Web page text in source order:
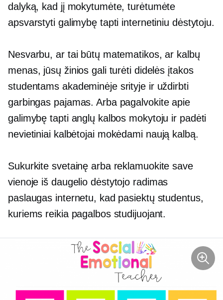
dalyką, kad jį mokytumėte, turėtumėte
apsvarstyti galimybę tapti internetiniu dėstytoju.
Nesvarbu, ar tai būtų matematikos, ar kalbų
menas, jūsų žinios gali turėti didelės įtakos
studentams akademinėje srityje ir uždirbti
garbingas pajamas. Arba pagalvokite apie
galimybę tapti anglų kalbos mokytoju ir padėti
nevietiniaikalbėtojai mokėdami naują kalbą.
Sukurkite svetainę arba reklamuokite save
vienoje iš daugelio dėstytojo radimas
paslaugas internetu, kad pasiektų studentus,
kuriems reikia pagalbos studijuojant.